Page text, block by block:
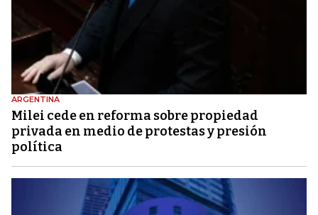
ARGENTINA
Milei cede en reforma sobre propiedad
privada en medio de protestas y presión
política